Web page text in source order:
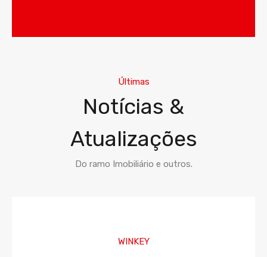
Últimas
Notícias &
Atualizações
Do ramo Imobiliário e outros.
WINKEY